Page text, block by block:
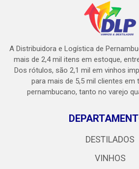
A Distribuidora e Logística de
mais de 2,4 mil itens em estoque,
Dos rótulos, são 2,1 mil em vinhos
para mais de 5,5 mil clientes
pernambucano, tanto no varejo
DESTILADOS
VINHOS